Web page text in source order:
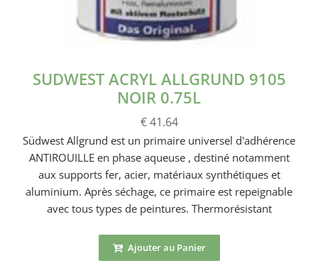
SUDWEST ACRYL ALLGRUND 9105
NOIR 0.75L
€ 41.64
Südwest Allgrund est un primaire universel d'adhérence
ANTIROUILLE en phase aqueuse , destiné notamment
aux supports fer, acier, matériaux synthétiques et
aluminium. Après séchage, ce primaire est repeignable
avec tous types de peintures. Thermorésistant
Ajouter au Panier